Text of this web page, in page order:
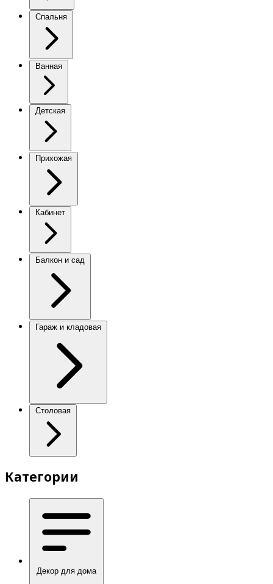
Спальня
Ванная
Детская
Прихожая
Кабинет
Балкон и сад
Гараж и кладовая
Столовая
Категории
Декор для дома